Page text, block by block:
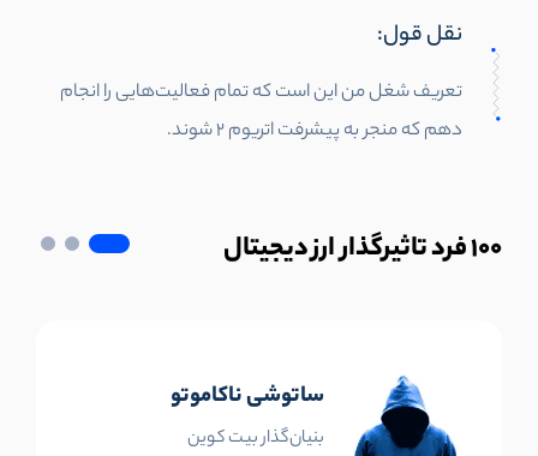
نقل قول:
تعریف شغل من این است که تمام فعالیت‌هایی را انجام
دهم که منجر به پیشرفت اتریوم 2 شوند.
100فرد تاثیرگذار ارز دیجیتال
ساتوشی ناکاموتو
بنیان‌گذار بیت کوین